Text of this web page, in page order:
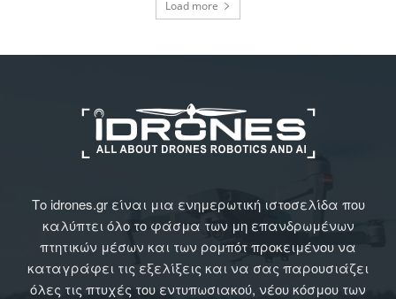
Load more
Το idrones.gr είναι μια ενημερωτική ιστοσελίδα που
καλύπτει όλο το φάσμα των μη επανδρωμένων
πτητικών μέσων και των ρομπότ προκειμένου να
καταγράφει τις εξελίξεις και να σας παρουσιάζει
όλες τις πτυχές του εντυπωσιακού, νέου κόσμου των